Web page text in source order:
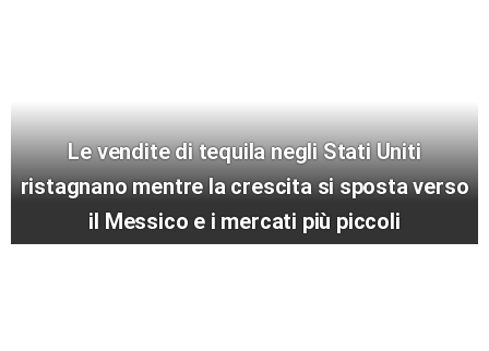
Le vendite di tequila negli Stati Uniti
ristagnano mentre la crescita si sposta verso
il Messico e i mercati più piccoli